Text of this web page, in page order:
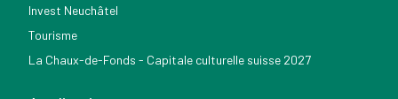
Invest Neuchâtel
Tourisme
La Chaux-de-Fonds - Capitale culturelle suisse 2027